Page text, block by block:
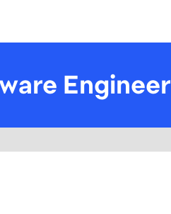
Engineer